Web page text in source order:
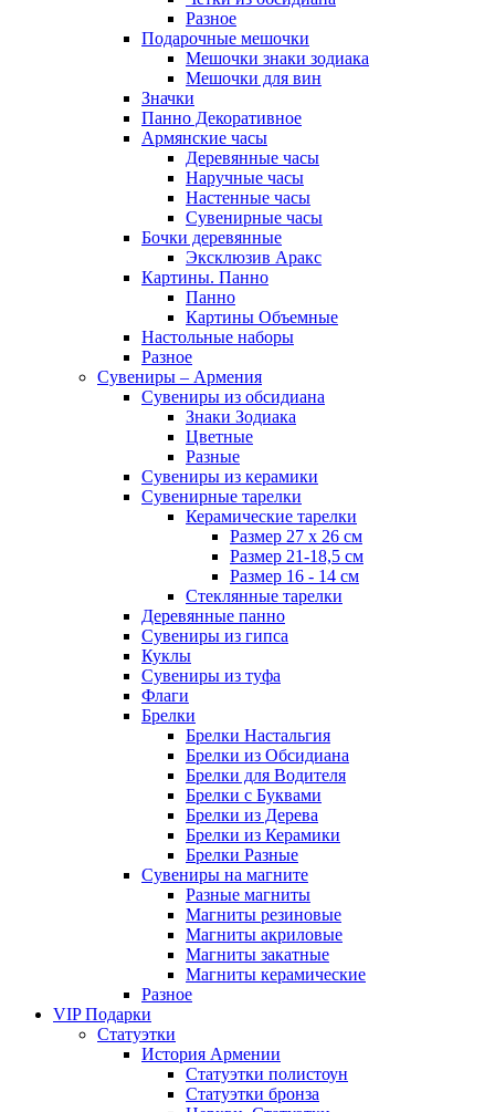
Разное
Подарочные мешочки
Мешочки знаки зодиака
Мешочки для вин
Значки
Панно Декоративное
Армянские часы
Деревянные часы
Наручные часы
Настенные часы
Сувенирные часы
Бочки деревянные
Эксклюзив Аракс
Картины. Панно
Панно
Картины Объемные
Настольные наборы
Разное
Сувениры – Армения
Сувениры из обсидиана
Знаки Зодиака
Цветные
Разные
Сувениры из керамики
Сувенирные тарелки
Керамические тарелки
Размер 27 х 26 см
Размер 21-18,5 см
Размер 16 - 14 см
Стеклянные тарелки
Деревянные панно
Сувениры из гипса
Куклы
Сувениры из туфа
Флаги
Брелки
Брелки Настальгия
Брелки из Обсидиана
Брелки для Водителя
Брелки с Буквами
Брелки из Дерева
Брелки из Керамики
Брелки Разные
Сувениры на магните
Разные магниты
Магниты резиновые
Магниты акриловые
Магниты закатные
Магниты керамические
Разное
VIP Подарки
Статуэтки
История Армении
Статуэтки полистоун
Статуэтки бронза